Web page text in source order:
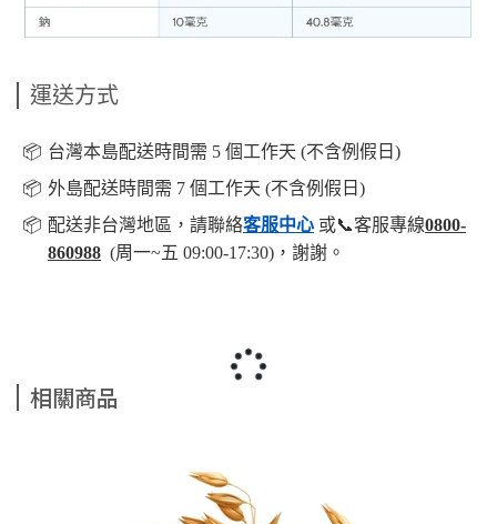
運送方式
📦️ 台灣本島配送時間需 5 個工作天 (不含例假日)
📦️ 外島配送時間需 7 個工作天 (不含例假日)
📦️ 配送非台灣地區，請聯絡客服中心 或📞客服專線0800-
860988 (周一~五 09:00-17:30)，謝謝。
相關商品